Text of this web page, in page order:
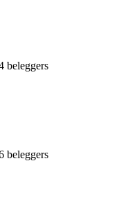
beleggers
beleggers